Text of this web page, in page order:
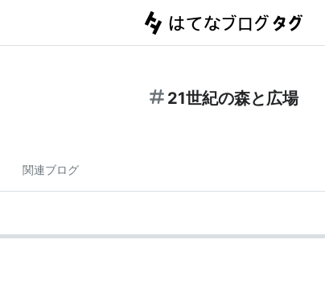
21世紀の森と広場
関連ブログ